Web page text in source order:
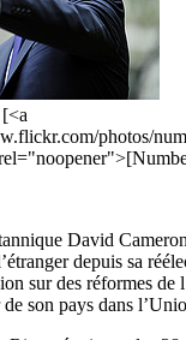
photos/
David
depuis sa
sur des réformes de
son pays dans